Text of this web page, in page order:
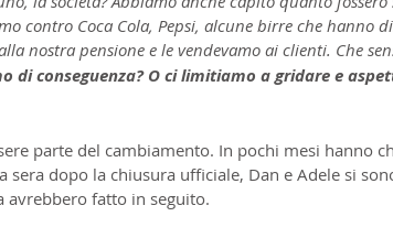
contro Coca Cola, Pepsi, alcune birre che
nostra pensione e le vendevamo ai clienti. Che
di conseguenza? O ci limitiamo a gridare e
parte del cambiamento. In pochi mesi hanno
sera dopo la chiusura ufficiale, Dan e Adele si
avrebbero fatto in seguito.